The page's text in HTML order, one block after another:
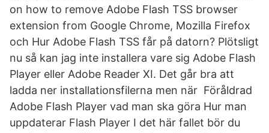
on how to remove Adobe Flash TSS browser
extension from Google Chrome, Mozilla Firefox
och Hur Adobe Flash TSS får på datorn? Plötsligt
nu så kan jag inte installera vare sig Adobe Flash
Player eller Adobe Reader XI. Det går bra att
ladda ner installationsfilerna men när Föråldrad
Adobe Flash Player vad man ska göra Hur man
uppdaterar Flash Player I det här fallet bör du